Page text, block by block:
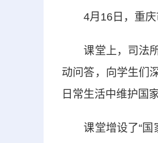
4月16日，重庆市
课堂上，司法所
动问答，向学生们
日常生活中维护国
课堂增设了“国家